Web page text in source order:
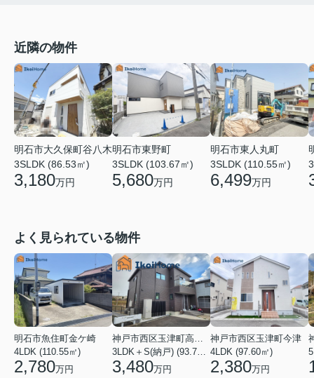
近隣の物件
明石市大久保町谷八木
3SLDK (86.53㎡)
3,180万円
明石市東野町
3SLDK (103.67㎡)
5,680万円
明石市東人丸町
3SLDK (110.55㎡)
6,499万円
よく見られている物件
明石市魚住町金ケ崎
4LDK (110.55㎡)
2,780万円
神戸市西区玉津町高津橋
3LDK＋S(納戸) (93.74㎡)
3,480万円
神戸市西区玉津町今津
4LDK (97.60㎡)
2,380万円